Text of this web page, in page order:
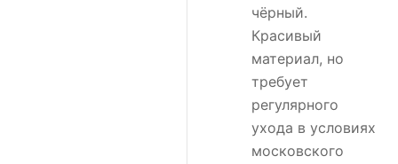
чёрный.
Красивый
материал, но
требует
регулярного
ухода в условиях
московского